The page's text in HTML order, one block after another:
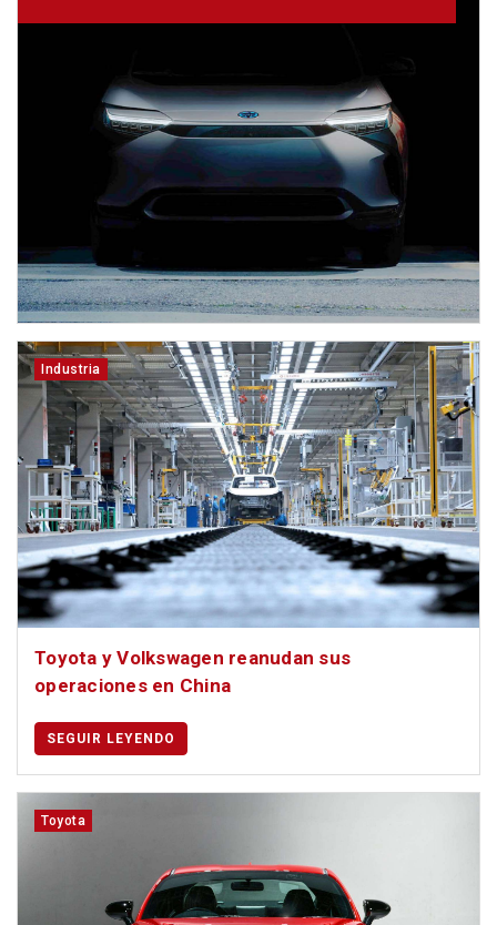
Industria
Toyota y Volkswagen reanudan sus
operaciones en China
SEGUIR LEYENDO
Toyota